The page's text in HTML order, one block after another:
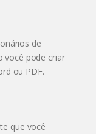
de
você pode criar
ou PDF.
que você